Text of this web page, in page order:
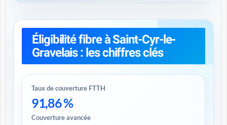
Éligibilité fibre à Saint-Cyr-le-
Gravelais : les chiffres clés
Taux de couverture FTTH
91,86 %
Couverture avancée